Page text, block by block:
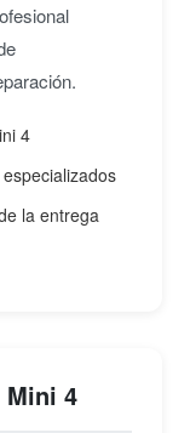
4
la entrega
4